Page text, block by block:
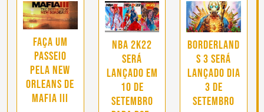
Faça um
passeio
pela New
Orleans de
Mafia III
NBA 2K22
será
lançado em
10 de
setembro
Borderland
s 3 será
lançado dia
3 de
Setembro